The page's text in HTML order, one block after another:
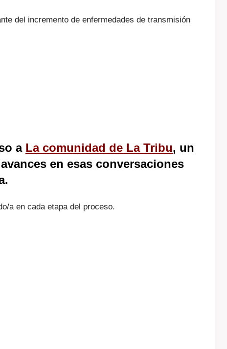
del incremento de enfermedades de transmisión
a La comunidad de La Tribu, un
en esas conversaciones
a en cada etapa del proceso.